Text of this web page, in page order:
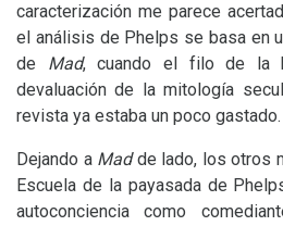
caracterización me parece
el análisis de Phelps se basa en
de Mad, cuando el filo de la
devaluación de la mitología
revista ya estaba un poco gastado.
Dejando a Madde lado, los otros
Escuela de la payasada de
autoconciencia como